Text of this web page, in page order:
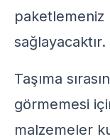
paketlemeniz
sağlayacaktır.
Taşıma
görmemesi
malzemeler